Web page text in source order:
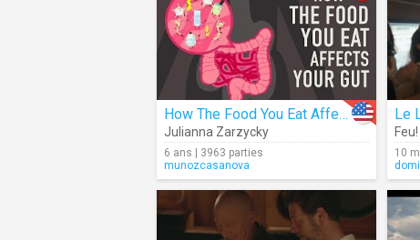
How The Food You Eat Affects Your Gut
Julianna Zarzycky
6 ans | 3963 parties
munozcasanova
Le
10